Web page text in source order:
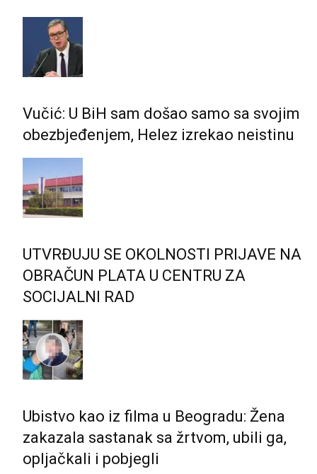
Vučić: U BiH sam došao samo sa svojim
obezbjeđenjem, Helez izrekao neistinu
UTVRĐUJU SE OKOLNOSTI PRIJAVE NA
OBRAČUN PLATA U CENTRU ZA
SOCIJALNI RAD
Ubistvo kao iz filma u Beogradu: Žena
zakazala sastanak sa žrtvom, ubili ga,
opljačkali i pobjegli